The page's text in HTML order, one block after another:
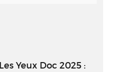
Yeux Doc 2025 :